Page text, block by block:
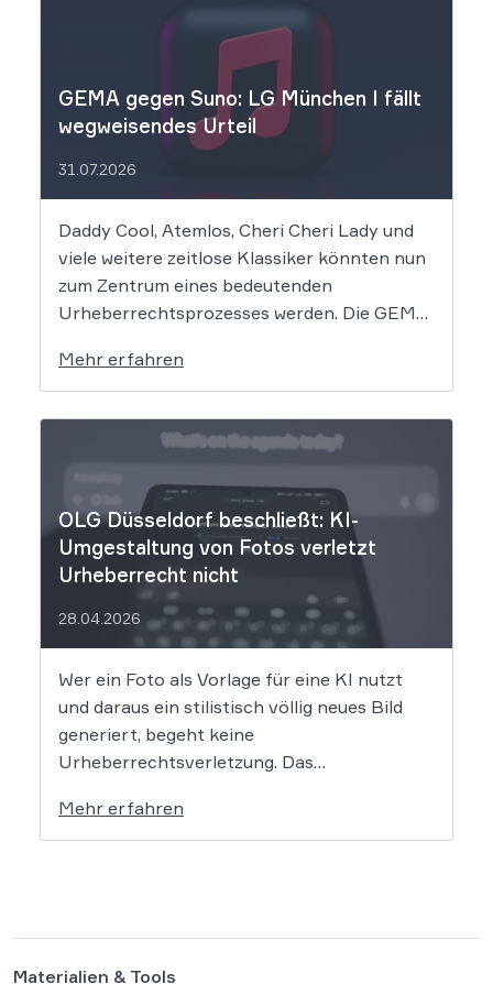
GEMA gegen Suno: LG München I fällt
wegweisendes Urteil
31.07.2026
Daddy Cool, Atemlos, Cheri Cheri Lady und
viele weitere zeitlose Klassiker könnten nun
zum Zentrum eines bedeutenden
Urheberrechtsprozesses werden. Die GEMA
will die Rechte ihrer Mitglieder verteidigen.
Dem Unternehmen hinter der populären KI-
Musik-App werden massive
Urheberrechtsverletzungen vorgeworfen.
Mehr erfahren
OLG Düsseldorf beschließt: KI-
Umgestaltung von Fotos verletzt
Urheberrecht nicht
28.04.2026
Wer ein Foto als Vorlage für eine KI nutzt
und daraus ein stilistisch völlig neues Bild
generiert, begeht keine
Urheberrechtsverletzung. Das
dass bloße Bildmotive nicht geschützt sind
und eine KI-gestützte Umgestaltung zulässig
Mehr erfahren
Materialien & Tools